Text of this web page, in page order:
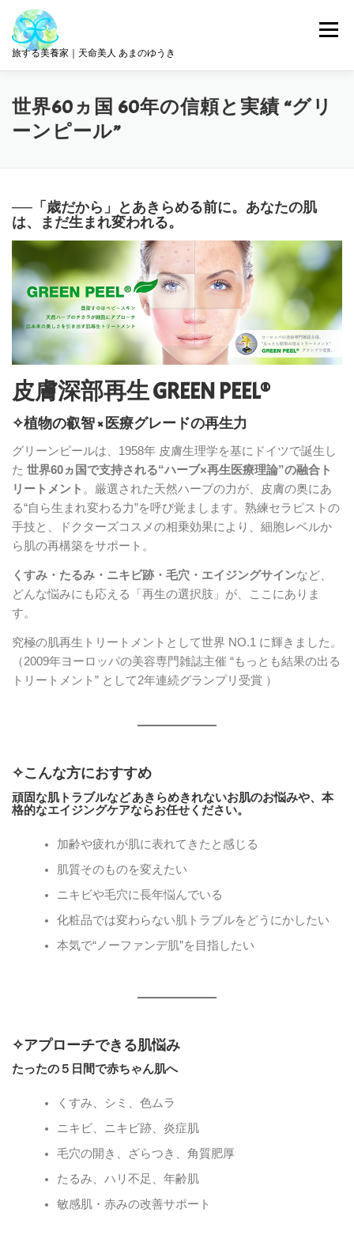
ツ
旅する美養家｜天命美人 あまのゆうき
メニュー
統合美養 旅とリトリート ABOUT ME
世界60ヵ国 60年の信頼と実績 “グリ
ーンピール”
──「歳だから」とあきらめる前に。あなたの肌
は、まだ生まれ変われる。
皮膚深部再生 GREEN PEEL®
✧植物の叡智 × 医療グレードの再生力
グリーンピールは、1958年 皮膚生理学を基にドイツで誕生し
た 世界60ヵ国で支持される“ハーブ×再生医療理論”の融合ト
リートメント 。厳選された天然ハーブの力が、皮膚の奥にあ
る“自ら生まれ変わる力”を呼び覚まします。熟練セラピストの
手技と、ドクターズコスメの相乗効果により、細胞レベルか
ら肌の再構築をサポート。
くすみ・たるみ・ニキビ跡・毛穴・エイジングサインなど、
どんな悩みにも応える「再生の選択肢」が、ここにありま
す。
究極の肌再生トリートメントとして世界 NO.1 に輝きました。
（2009年ヨーロッパの美容専門雑誌主催 “もっとも結果の出る
トリートメント” として2年連続グランプリ受賞 ）
✧こんな方におすすめ
頑固な肌トラブルなど あきらめきれないお肌のお悩みや、本
格的なエイジングケアならお任せください。
加齢や疲れが肌に表れてきたと感じる
肌質そのものを変えたい
ニキビや毛穴に長年悩んでいる
化粧品では変わらない肌トラブルをどうにかしたい
本気で“ノーファンデ肌”を目指したい
✧アプローチできる肌悩み
たったの５日間で赤ちゃん肌へ
くすみ、シミ、色ムラ
ニキビ、ニキビ跡、炎症肌
毛穴の開き、ざらつき、角質肥厚
たるみ、ハリ不足、年齢肌
敏感肌・赤みの改善サポート